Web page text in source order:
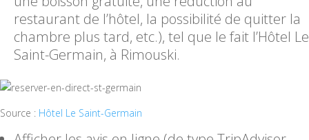
restaurant de l’hôtel, la possibilité de quitter la
chambre plus tard, etc.), tel que le fait l’Hôtel Le
Saint-Germain, à Rimouski.
Source : Hôtel Le Saint-Germain